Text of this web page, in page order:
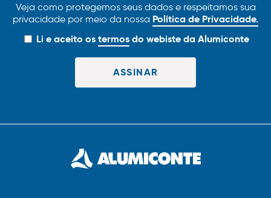
Veja como protegemos seus dados e respeitamos sua
privacidade por meio da nossa Política de Privacidade.
Li e aceito ostermosdo webiste da Alumiconte